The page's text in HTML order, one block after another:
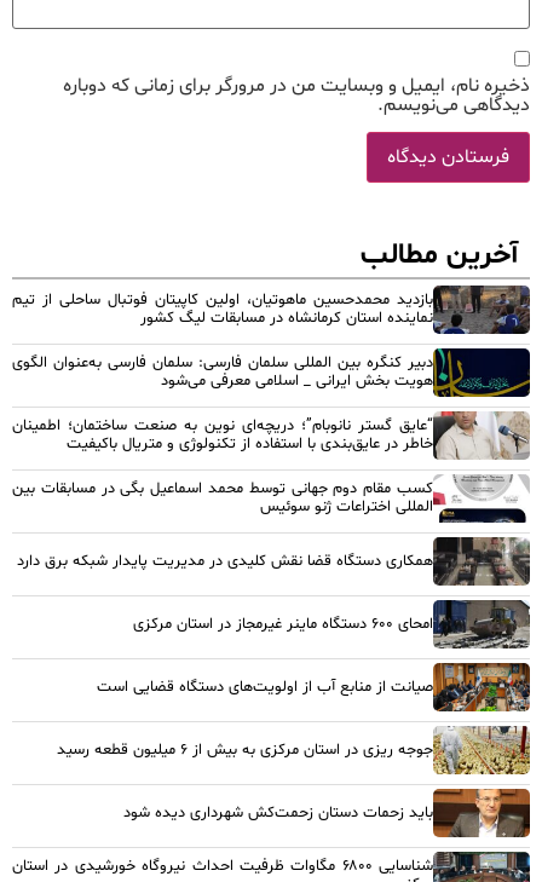
ذخیره نام، ایمیل و وبسایت من در مرورگر برای زمانی که دوباره
دیدگاهی می‌نویسم.
آخرین مطالب
بازدید محمدحسین ماهوتیان، اولین کاپیتان فوتبال ساحلی از تیم
نماینده استان کرمانشاه در مسابقات لیگ کشور
دبیر کنگره بین المللی سلمان فارسی: سلمان فارسی به‌عنوان الگوی
هویت بخش ایرانی _ اسلامی معرفی می‌شود
“عایق گستر نانوبام”؛ دریچه‌ای نوین به صنعت ساختمان؛ اطمینان
خاطر در عایق‌بندی با استفاده از تکنولوژی و متریال باکیفیت
کسب مقام دوم جهانی توسط محمد اسماعیل بگی در مسابقات بین
المللی اختراعات ژنو سوئیس
همکاری دستگاه قضا نقش کلیدی در مدیریت پایدار شبکه برق دارد
امحای ۶۰۰ دستگاه ماینر غیرمجاز در استان مرکزی
صیانت از منابع آب از اولویت‌های دستگاه قضایی است
جوجه ریزی در استان مرکزی به بیش از ۶ میلیون قطعه رسید
باید زحمات دستان زحمت‌کش شهرداری دیده شود
شناسایی ۶۸۰۰ مگاوات ظرفیت احداث نیروگاه خورشیدی در استان